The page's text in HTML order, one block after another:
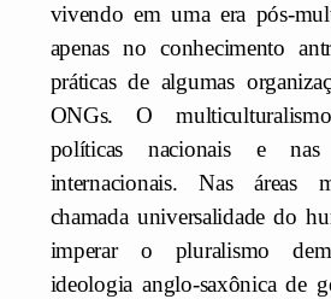
vivendo em uma era pós-
apenas no conhecimento
práticas de algumas
ONGs. O
políticas nacionais e
internacionais. Nas áreas
chamada universalidade do
imperar o pluralismo
ideologia anglo-saxônica de